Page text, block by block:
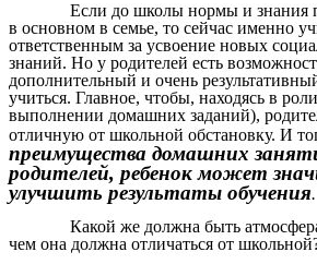
Если до школы нормы и знания
в основном в семье, то сейчас именно
ответственным за усвоение новых
знаний. Но у родителей есть
дополнительный и очень
учиться. Главное, чтобы, находясь в
выполнении домашних заданий),
отличную от школьной обстановку. И
преимущества домашних
родителей, ребенок может
улучшить результаты обучения.
Какой же должна быть
чем она должна отличаться от